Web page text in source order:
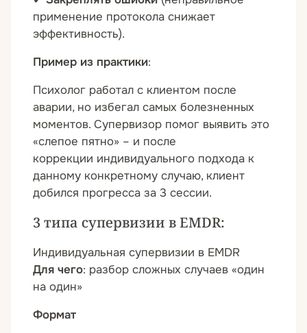
применение протокола снижает
эффективность).
Пример из практики:
Психолог работал с клиентом после
аварии, но избегал самых болезненных
моментов. Супервизор помог выявить это
«слепое пятно» – и после
коррекции индивидуального подхода к
данному конкретному случаю, клиент
добился прогресса за 3 сессии.
3 типа супервизии в EMDR:
Индивидуальная супервизии в EMDR
Для чего: разбор сложных случаев «один
на один»
Формат